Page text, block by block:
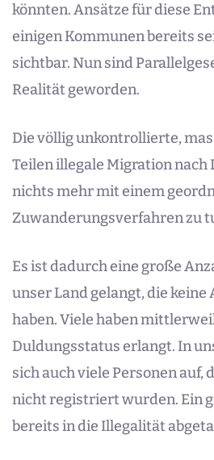
könnten. Ansätze für diese
einigen Kommunen bereits
sichtbar. Nun sind
Realität geworden.
Die völlig unkontrollierte,
Teilen illegale Migration nach
nichts mehr mit einem
Zuwanderungsverfahren zu
Es ist dadurch eine große
unser Land gelangt, die keine
haben. Viele haben
Duldungsstatus erlangt. In
sich auch viele Personen auf,
nicht registriert wurden. Ein
bereits in die Illegalität